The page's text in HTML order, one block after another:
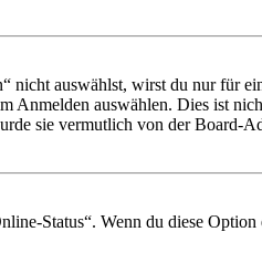
auswählst, wirst du nur für
Anmelden auswählen. Dies ist
sie vermutlich von der Board-
Status“. Wenn du diese